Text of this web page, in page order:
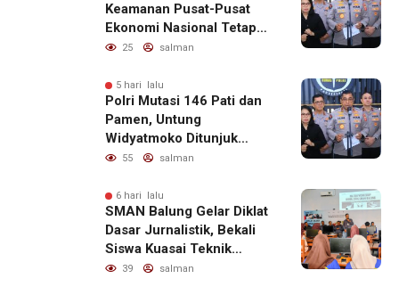
Keamanan Pusat-Pusat
Ekonomi Nasional Tetap
Kondusif
25 salman
5 hari lalu
Polri Mutasi 146 Pati dan
Pamen, Untung
Widyatmoko Ditunjuk
sebagai Kadivhubinter
55 salman
6 hari lalu
SMAN Balung Gelar Diklat
Dasar Jurnalistik, Bekali
Siswa Kuasai Teknik
Menulis Berita yang
39 salman